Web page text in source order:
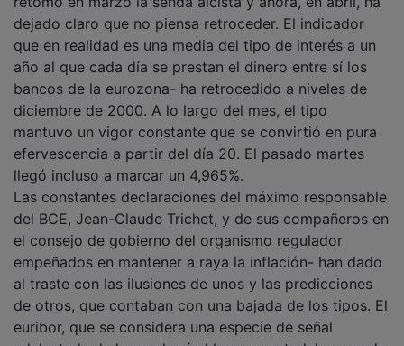
dejado claro que no piensa retroceder. El indicador
que en realidad es una media del tipo de interés a un
año al que cada día se prestan el dinero entre sí los
bancos de la eurozona- ha retrocedido a niveles de
diciembre de 2000. A lo largo del mes, el tipo
mantuvo un vigor constante que se convirtió en pura
efervescencia a partir del día 20. El pasado martes
llegó incluso a marcar un 4,965%.
Las constantes declaraciones del máximo responsable
del BCE, Jean-Claude Trichet, y de sus compañeros en
el consejo de gobierno del organismo regulador
empeñados en mantener a raya la inflación- han dado
al traste con las ilusiones de unos y las predicciones
de otros, que contaban con una bajada de los tipos. El
euribor, que se considera una especie de señal
adelantada de lo que hará el banco central, ha ganado